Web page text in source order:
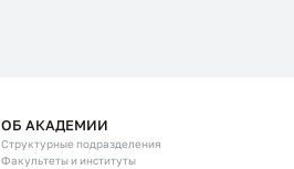
ОБ АКАДЕМИИ
Структурные подразделения
Факультеты и институты